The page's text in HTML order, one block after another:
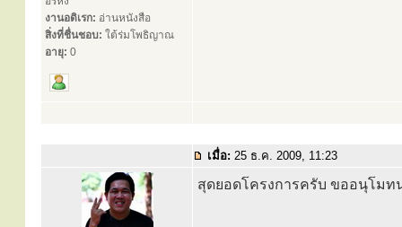
งานอดิเรก: อ่านหนังสือ
สิ่งที่ชื่นชอบ: ใต้ร่มโพธิญาณ
อายุ: 0
เมื่อ: 25 ธ.ค. 2009, 11:23
สุดยอดโครงการครับ ขออนุโม